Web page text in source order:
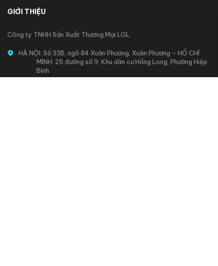
GIỚI THIỆU
Công ty TNHH Sản Xuất Thương Mại LGL
HÀ NỘI: Số 33B, ngõ 84 Xuân Phương, Xuân Phương - HỒ CHÍ
MINH: 25 đường số 9, Khu dân cư Hồng Long, Phường Hiệp
Bình